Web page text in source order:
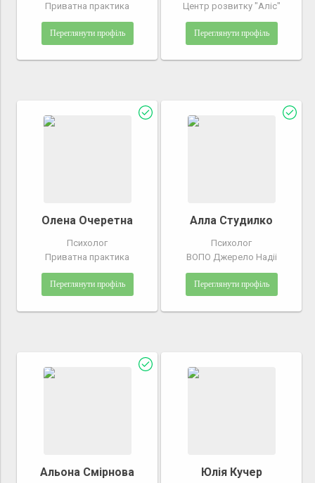
Приватна практика
Переглянути профіль
Центр розвитку "Аліс"
Переглянути профіль
Олена Очеретна
Психолог
Приватна практика
Переглянути профіль
Алла Студилко
Психолог
ВОПО Джерело Надii
Переглянути профіль
Альона Смірнова Юлія Кучер